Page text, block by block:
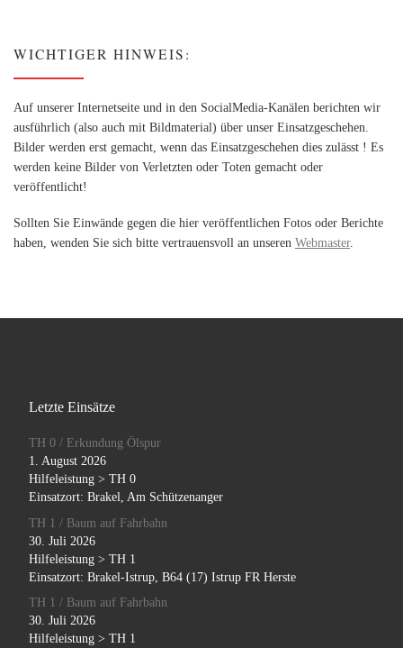
WICHTIGER HINWEIS:
Auf unserer Internetseite und in den SocialMedia-Kanälen berichten wir
ausführlich (also auch mit Bildmaterial) über unser Einsatzgeschehen.
Bilder werden erst gemacht, wenn das Einsatzgeschehen dies zulässt ! Es
werden keine Bilder von Verletzten oder Toten gemacht oder
veröffentlicht!
Sollten Sie Einwände gegen die hier veröffentlichen Fotos oder Berichte
haben, wenden Sie sich bitte vertrauensvoll an unseren Webmaster.
Letzte Einsätze
TH 0 / Erkundung Ölspur
1. August 2026
Hilfeleistung > TH 0
Einsatzort: Brakel, Am Schützenanger
TH 1 / Baum auf Fahrbahn
30. Juli 2026
Hilfeleistung > TH 1
Einsatzort: Brakel-Istrup, B64 (17) Istrup FR Herste
TH 1 / Baum auf Fahrbahn
30. Juli 2026
Hilfeleistung > TH 1